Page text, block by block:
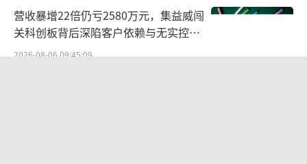
值得关注的是，7月30日，中共中央政治局
召开会议，分析研究当前经济形势，部署下半
年经济工作。在实施好稳健的货币政策方面，
营收暴增22倍仍亏2580万元，集益威闯
关科创板背后深陷客户依赖与无实控人
困局
2026-08-06 09:45:09